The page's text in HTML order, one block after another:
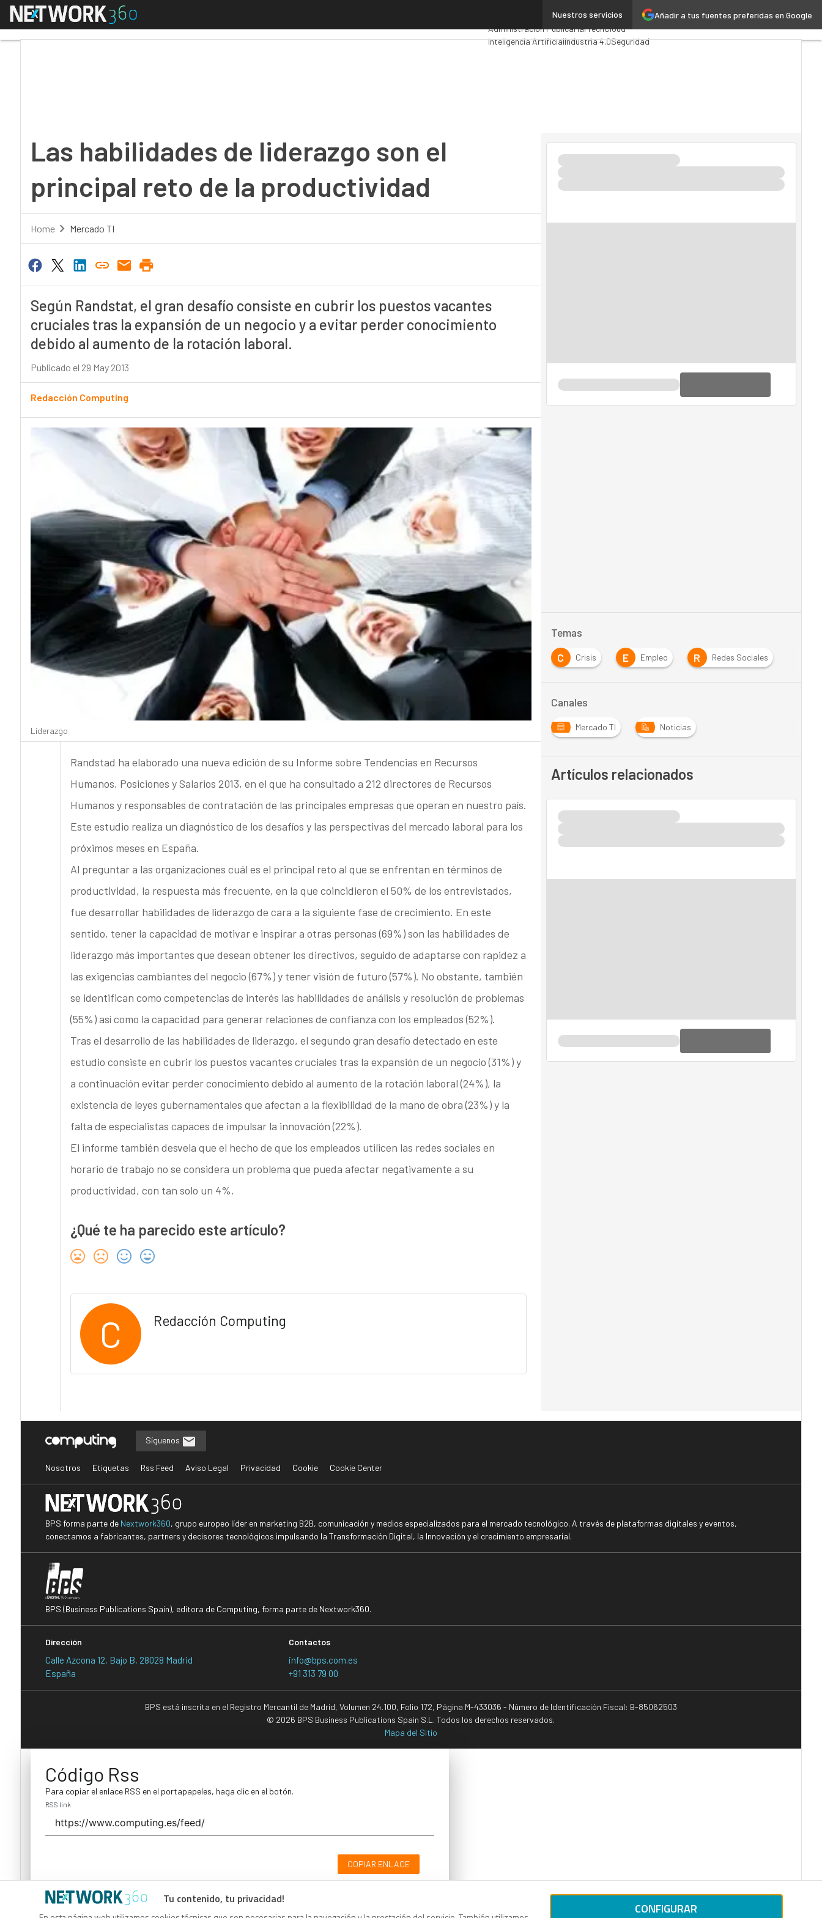
Añadir a tus fuentes preferidas en Google
Nuestros servicios
Menú Premios ComputingAnalytics
Administración PúblicaMarTechCloud
Inteligencia ArtificialIndustria 4.0Seguridad
Las habilidades de liderazgo son el
principal reto de la productividad
Home Mercado TI
Según Randstat, el gran desafío consiste en cubrir los puestos vacantes
cruciales tras la expansión de un negocio y a evitar perder conocimiento
debido al aumento de la rotación laboral.
Publicado el 29 May 2013
Redacción Computing
Liderazgo
Randstad ha elaborado una nueva edición de su Informe sobre Tendencias en Recursos
Humanos, Posiciones y Salarios 2013, en el que ha consultado a 212 directores de Recursos
Humanos y responsables de contratación de las principales empresas que operan en nuestro país.
Este estudio realiza un diagnóstico de los desafíos y las perspectivas del mercado laboral para los
próximos meses en España.
Al preguntar a las organizaciones cuál es el principal reto al que se enfrentan en términos de
productividad, la respuesta más frecuente, en la que coincidieron el 50% de los entrevistados,
fue desarrollar habilidades de liderazgo de cara a la siguiente fase de crecimiento. En este
sentido, tener la capacidad de motivar e inspirar a otras personas (69%) son las habilidades de
liderazgo más importantes que desean obtener los directivos, seguido de adaptarse con rapidez a
las exigencias cambiantes del negocio (67%) y tener visión de futuro (57%). No obstante, también
se identifican como competencias de interés las habilidades de análisis y resolución de problemas
(55%) así como la capacidad para generar relaciones de confianza con los empleados (52%).
Tras el desarrollo de las habilidades de liderazgo, el segundo gran desafío detectado en este
estudio consiste en cubrir los puestos vacantes cruciales tras la expansión de un negocio (31%) y
a continuación evitar perder conocimiento debido al aumento de la rotación laboral (24%), la
existencia de leyes gubernamentales que afectan a la flexibilidad de la mano de obra (23%) y la
falta de especialistas capaces de impulsar la innovación (22%).
El informe también desvela que el hecho de que los empleados utilicen las redes sociales en
horario de trabajo no se considera un problema que pueda afectar negativamente a su
productividad, con tan solo un 4%.
¿Qué te ha parecido este artículo?
C Redacción Computing
Temas
C
Crisis E Empleo R Redes Sociales
Canales
Mercado TI Noticias
Artículos relacionados
Tu contenido, tu privacidad!
CONFIGURAR
Síguenos
Nosotros Etiquetas Rss Feed Aviso Legal Privacidad Cookie Cookie Center
BPS forma parte de Nextwork360, grupo europeo líder en marketing B2B, comunicación y medios especializados para el mercado tecnológico. A través de plataformas digitales y eventos,
conectamos a fabricantes, partners y decisores tecnológicos impulsando la Transformación Digital, la Innovación y el crecimiento empresarial.
BPS (Business Publications Spain), editora de Computing, forma parte de Nextwork360.
Dirección
Calle Azcona 12, Bajo B, 28028 Madrid
España
Contactos
info@bps.com.es
+91 313 79 00
BPS está inscrita en el Registro Mercantil de Madrid, Volumen 24.100, Folio 172, Página M-433036 - Número de Identificación Fiscal: B-85062503
© 2026 BPS Business Publications Spain S.L. Todos los derechos reservados.
Mapa del Sitio
Código Rss
Para copiar el enlace RSS en el portapapeles, haga clic en el botón.
RSS link
COPIAR ENLACE